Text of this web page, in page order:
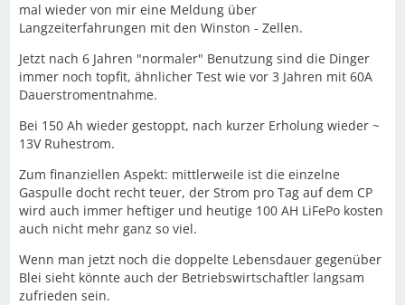
mal wieder von mir eine Meldung über
Langzeiterfahrungen mit den Winston - Zellen.
Jetzt nach 6 Jahren "normaler" Benutzung sind die Dinger
immer noch topfit, ähnlicher Test wie vor 3 Jahren mit 60A
Dauerstromentnahme.
Bei 150 Ah wieder gestoppt, nach kurzer Erholung wieder ~
13V Ruhestrom.
Zum finanziellen Aspekt: mittlerweile ist die einzelne
Gaspulle docht recht teuer, der Strom pro Tag auf dem CP
wird auch immer heftiger und heutige 100 AH LiFePo kosten
auch nicht mehr ganz so viel.
Wenn man jetzt noch die doppelte Lebensdauer gegenüber
Blei sieht könnte auch der Betriebswirtschaftler langsam
zufrieden sein.